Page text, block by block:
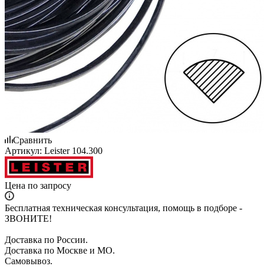
Сравнить
Артикул: Leister 104.300
Цена по запросу
Бесплатная техническая консультация, помощь в подборе -
ЗВОНИТЕ!
Доставка по России.
Доставка по Москве и МО.
Самовывоз.